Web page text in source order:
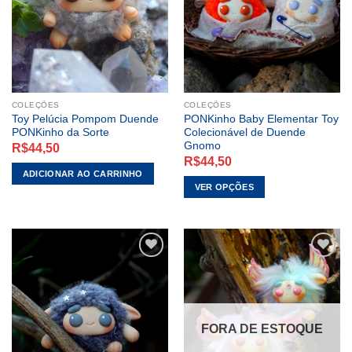
COLEÇÕES
Toy Pelúcia Pompom Duende
PONKinho da Sorte
R$44,50
ADICIONAR AO CARRINHO
COLEÇÕES
PONKinho Baby Elementar Toy
Colecionável de Duende
Gnomo
R$44,50
VER OPÇÕES
tem
várias
variantes.
As
opções
podem
ADICIONAR
A LISTA DE
DESEJOS
ADICIONAR
A LISTA DE
DESEJOS
FORA DE ESTOQUE